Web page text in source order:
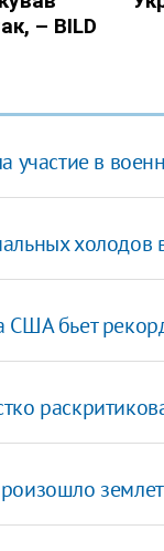
участие в
холодов
США бьет